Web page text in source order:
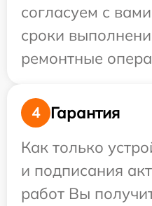
согласуем с
сроки
ремонтные
4
Гарантия
Как только
и подписания
работ Вы